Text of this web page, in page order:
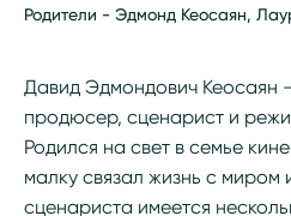
Родители - Эдмонд Кеосаян,
Давид Эдмондович Кеосаян
продюсер, сценарист и
Родился на свет в семье
малку связал жизнь с миром
сценариста имеется